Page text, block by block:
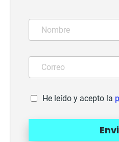
He leído y acepto la